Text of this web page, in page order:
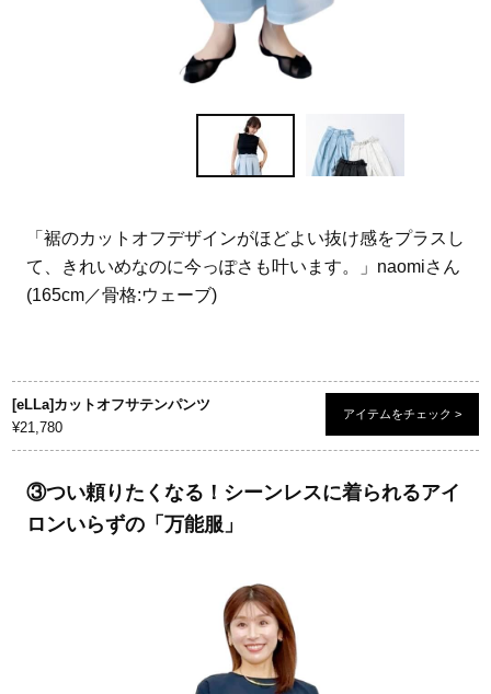
「裾のカットオフデザインがほどよい抜け感をプラスし
て、きれいめなのに今っぽさも叶います。」naomiさん
(165cm／骨格:ウェーブ)
[eLLa]カットオフサテンパンツ
¥21,780
アイテムをチェック >
③つい頼りたくなる！シーンレスに着られるアイ
ロンいらずの「万能服」
FEATURE